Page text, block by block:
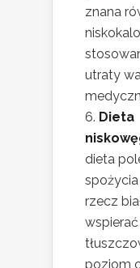
znana
utraty
Dieta
dieta
rzecz
poziom